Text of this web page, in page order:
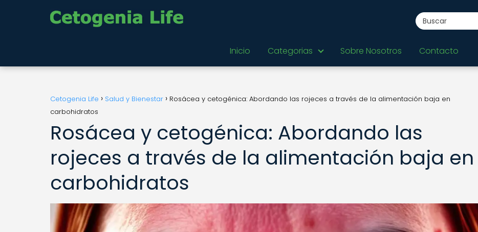
Inicio Categorias Sobre Nosotros Contacto
Cetogenia Life Salud y Bienestar
Rosácea y cetogénica: Abordando las rojeces a través de la alimentación baja en
carbohidratos
Rosácea y cetogénica: Abordando las
rojeces a través de la alimentación baja en
carbohidratos